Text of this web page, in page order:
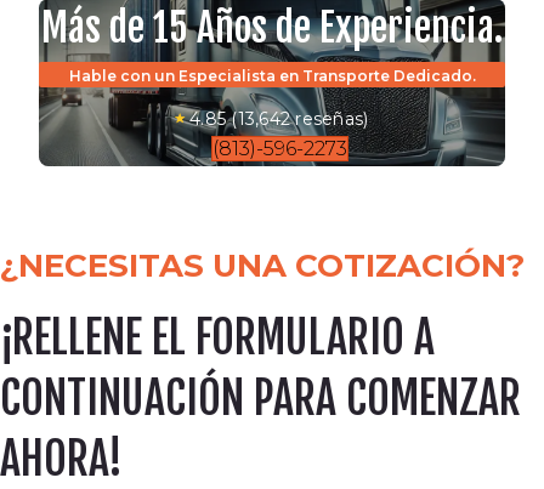
Más de 15 Años de Experiencia.
Hable con un Especialista en Transporte Dedicado.
4.85 (13,642 reseñas)
(813)-596-2273
¿NECESITAS UNA COTIZACIÓN?
¡RELLENE EL FORMULARIO A
CONTINUACIÓN PARA COMENZAR
AHORA!